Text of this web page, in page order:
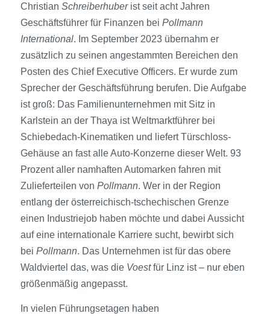
Christian Schreiberhuberist seit acht Jahren
Geschäftsführer für Finanzen bei Pollmann
International. Im September 2023 übernahm er
zusätzlich zu seinen angestammten Bereichen den
Posten des Chief Executive Officers. Er wurde zum
Sprecher der Geschäftsführung berufen. Die Aufgabe
ist groß: Das Familien­unternehmen mit Sitz in
Karlstein an der Thaya ist Weltmarktführer bei
Schiebedach-Kinematiken und liefert Türschloss-
Gehäuse an fast alle Auto-Konzerne dieser Welt. 93
Prozent aller namhaften Automarken fahren mit
Zulieferteilen von Pollmann. Wer in der Region
entlang der österreichisch-tschechischen Grenze
einen Industriejob haben möchte und dabei Aussicht
auf eine internationale Karriere sucht, bewirbt sich
bei Pollmann. Das Unternehmen ist für das obere
Waldviertel das, was die Voestfür Linz ist – nur eben
größenmäßig angepasst.
In vielen Führungsetagen haben